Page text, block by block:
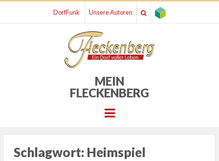
DorfFunk Unsere Autoren
MEIN
FLECKENBERG
Menu
Schlagwort: Heimspiel